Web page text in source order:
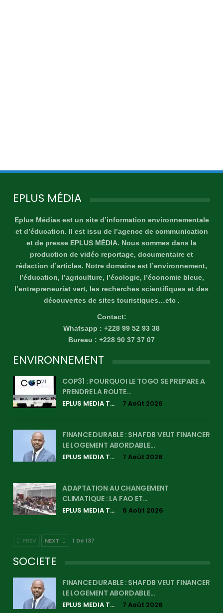
EPLUS MÉDIA
Eplus Médias est un site d’information environnementale
et d’éducation. Il est issu de l’agence de communication
et de presse EPLUS MÉDIA. Nous sommes dans la
production de vidéo reportage, documentaire et
rédaction d’articles. Notre domaine est l’environnement,
l’éducation, l’agriculture, l’écologie, l’économie bleue,
l’entrepreneuriat vert, les recherches scientifiques et des
découvertes de sites touristiques…etc .
Contact:
Whatsapp : +228 99 52 93 38
Bureau : +228 90 37 37 07
ENVIRONNEMENT
COP31 : POURQUOI LE TOGO SE PREPARE A
PRENDRE LA ROUTE…
EPLUS MEDIA TV 7 Août 2026
FINANCE DURABLE : SHAFDB VEUT FINANCER
LE LOGEMENT ABORDABLE…
EPLUS MEDIA TV 7 Août 2026
ADAPTATION AU CHANGEMENT
CLIMATIQUE : LA FAO ET…
EPLUS MEDIA TV 6 Août 2026
PREV NEXT 1 De 137
SOCIETE
FINANCE DURABLE : SHAFDB VEUT FINANCER
LE LOGEMENT ABORDABLE…
EPLUS MEDIA TV 7 Août 2026